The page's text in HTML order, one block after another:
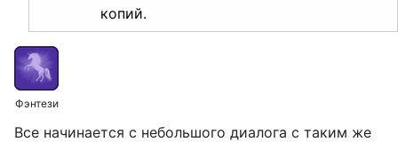
копий.
Фэнтези
Все начинается с небольшого диалога с таким же